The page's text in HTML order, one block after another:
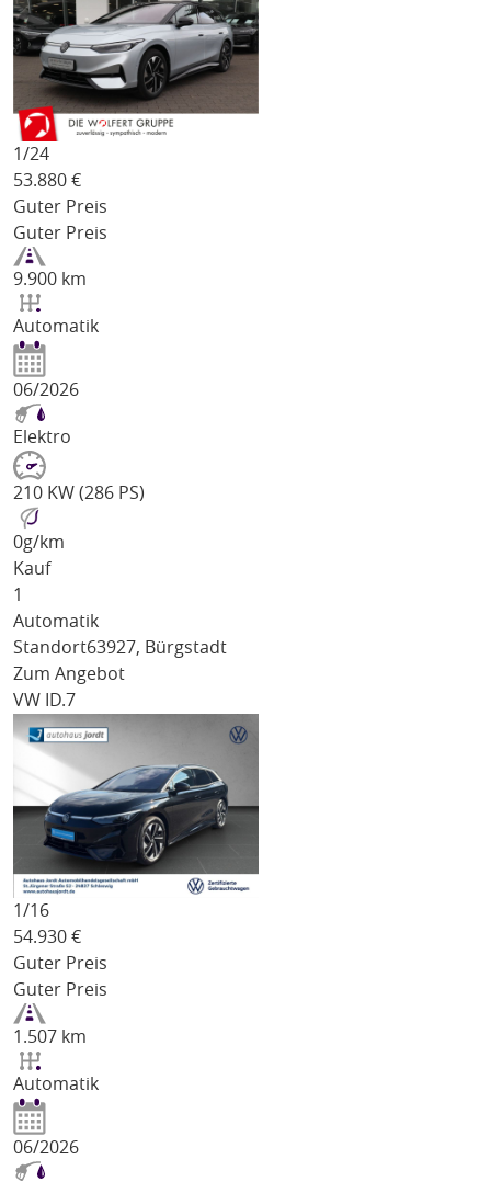
1/24
53.880 €
Guter Preis
Guter Preis
9.900 km
Automatik
06/2026
Elektro
210 KW (286 PS)
0g/km
Kauf
1
Automatik
Standort63927, Bürgstadt
Zum Angebot
VW ID.7
1/16
54.930 €
Guter Preis
Guter Preis
1.507 km
Automatik
06/2026